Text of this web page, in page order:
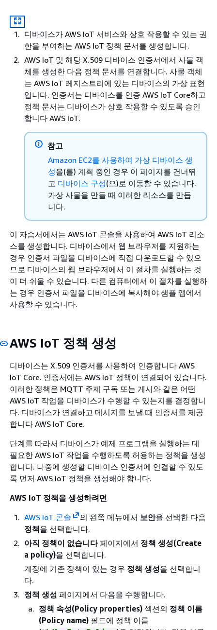
디바이스가 AWS IoT 서비스와 상호 작용할 수 있는 권
한을 부여하는 AWS IoT 정책 문서를 생성합니다.
AWS IoT 및 해당 X.509 디바이스 인증서에서 사물 객
체를 생성한 다음 정책 문서를 연결합니다. 사물 객체
는 AWS IoT 레지스트리에 있는 디바이스의 가상 표현
입니다. 인증서는 디바이스를 인증 AWS IoT Core하고
정책 문서는 디바이스가 상호 작용할 수 있도록 승인
합니다 AWS IoT.
참고
Amazon EC2를 사용하여 가상 디바이스 생
성을(를) 계획 중인 경우 이 페이지를 건너뛰
고 디바이스 구성(으)로 이동할 수 있습니다.
가상 사물을 만들 때 이러한 리소스를 만듭
니다.
이 자습서에서는 AWS IoT 콘솔을 사용하여 AWS IoT 리소
스를 생성합니다. 디바이스에서 웹 브라우저를 지원하는
경우 인증서 파일을 디바이스에 직접 다운로드할 수 있으
므로 디바이스의 웹 브라우저에서 이 절차를 실행하는 것
이 더 쉬울 수 있습니다. 다른 컴퓨터에서 이 절차를 실행하
는 경우 인증서 파일을 디바이스에 복사해야 샘플 앱에서
사용할 수 있습니다.
AWS IoT 정책 생성
디바이스는 X.509 인증서를 사용하여 인증합니다 AWS
IoT Core. 인증서에는 AWS IoT 정책이 연결되어 있습니다.
이러한 정책은 MQTT 주제 구독 또는 게시와 같은 어떤
AWS IoT 작업을 디바이스가 수행할 수 있는지를 결정합니
다. 디바이스가 연결하고 메시지를 보낼 때 인증서를 제공
합니다 AWS IoT Core.
단계를 따라서 디바이스가 예제 프로그램을 실행하는 데
필요한 AWS IoT 작업을 수행하도록 허용하는 정책을 생성
합니다. 나중에 생성할 디바이스 인증서에 연결할 수 있도
록 먼저 AWS IoT 정책을 생성해야 합니다.
AWS IoT 정책을 생성하려면
AWS IoT 콘솔
의 왼쪽 메뉴에서 보안을 선택한 다음
정책을 선택합니다.
아직 정책이 없습니다페이지에서 정책 생성(Create
a policy)을 선택합니다.
계정에 기존 정책이 있는 경우 정책 생성을 선택합니
다.
정책 생성 페이지에서 다음을 수행합니다.
정책 속성(Policy properties) 섹션의 정책 이름
(Policy name) 필드에 정책 이름